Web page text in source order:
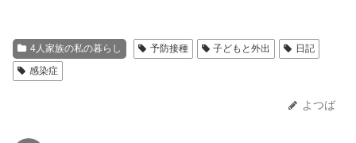
4人家族の私の暮らし 予防接種 子どもと外出
日記
感染症
よつば